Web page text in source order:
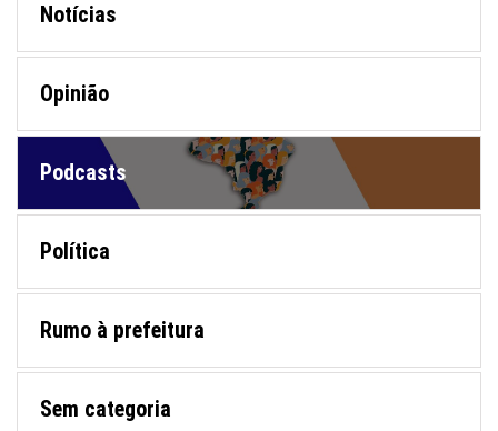
Notícias
Opinião
Podcasts
Política
Rumo à prefeitura
Sem categoria